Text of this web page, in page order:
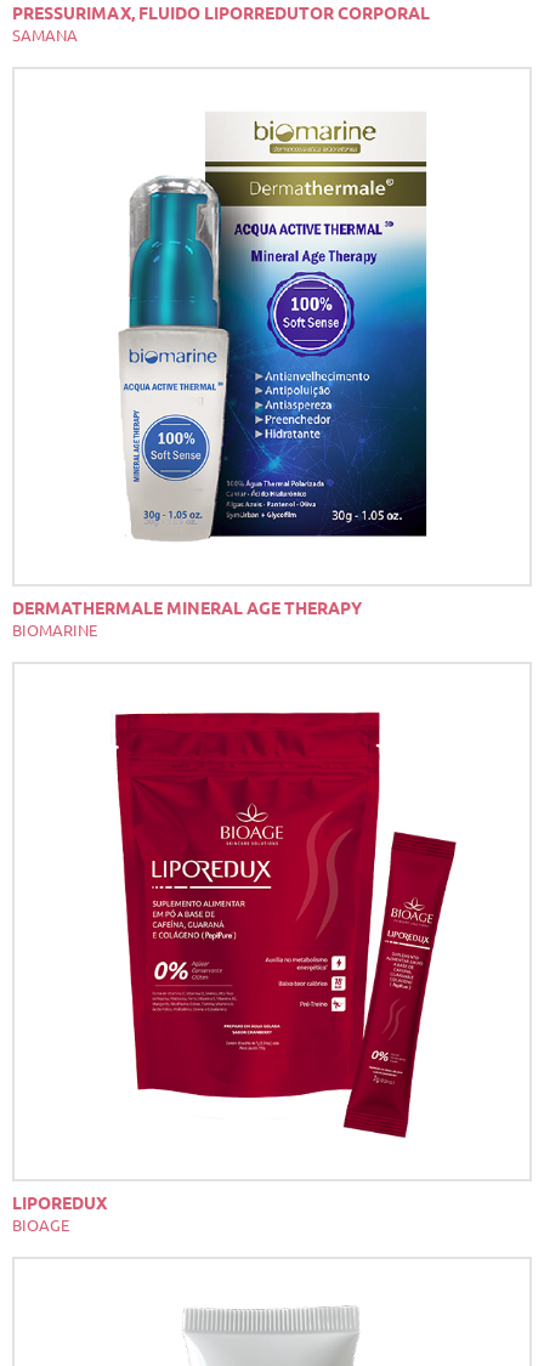
PRESSURIMAX, FLUIDO LIPORREDUTOR CORPORAL
SAMANA
DERMATHERMALE MINERAL AGE THERAPY
BIOMARINE
LIPOREDUX
BIOAGE